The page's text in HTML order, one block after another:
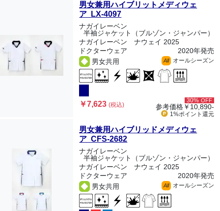
男女兼用ハイブリットメディウェ
ア LX-4097
ナガイレーベン
半袖ジャケット（ブルゾン・ジャンパー）
ナガイレーベン ナウェイ 2025
ドクターウェア
2020年発売
男女共用
All オールシーズン
￥7,623(税込)
30% OFF
参考価格￥10,890-
1%ポイント 還元
男女兼用ハイブリッドメディウェ
ア CFS-2682
ナガイレーベン
半袖ジャケット（ブルゾン・ジャンパー）
ナガイレーベン ナウェイ 2025
ドクターウェア
2020年発売
男女共用
All オールシーズン